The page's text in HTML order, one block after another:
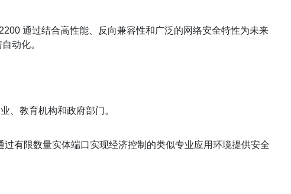
通过结合高性能、反向兼容性和广泛的网络安全特性为未来
动化。
、教育机构和政府部门。
有限数量实体端口实现经济控制的类似专业应用环境提供安全